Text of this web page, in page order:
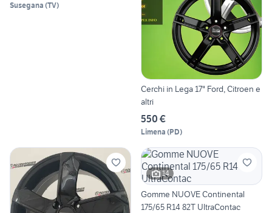
Susegana (TV)
Cerchi in Lega 17" Ford, Citroen e
altri
550 €
Limena (PD)
14
Gomme NUOVE Continental
175/65 R14 82T UltraContac